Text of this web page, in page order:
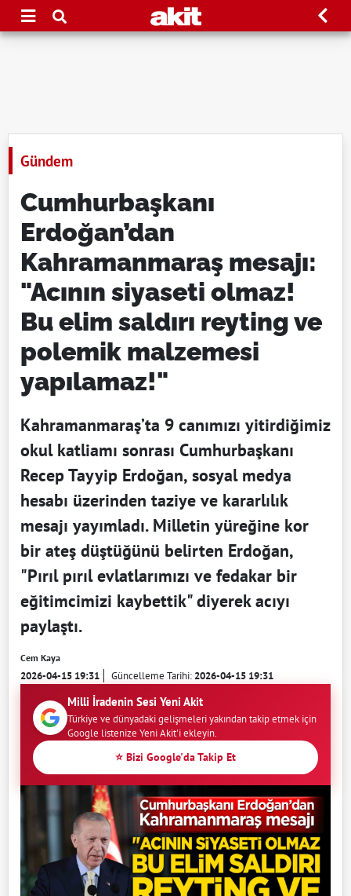
Gündem
Cumhurbaşkanı
Erdoğan’dan
Kahramanmaraş mesajı:
"Acının siyaseti olmaz!
Bu elim saldırı reyting ve
polemik malzemesi
yapılamaz!"
Kahramanmaraş’ta 9 canımızı yitirdiğimiz
okul katliamı sonrası Cumhurbaşkanı
Recep Tayyip Erdoğan, sosyal medya
hesabı üzerinden taziye ve kararlılık
mesajı yayımladı. Milletin yüreğine kor
bir ateş düştüğünü belirten Erdoğan,
"Pırıl pırıl evlatlarımızı ve fedakar bir
eğitimcimizi kaybettik" diyerek acıyı
paylaştı.
Cem Kaya
2026-04-15 19:31 Güncelleme Tarihi:2026-04-15 19:31
Milli İradenin Sesi Yeni Akit
Türkiye ve dünyadaki gelişmeleri yakından takip etmek için
Google listenize Yeni Akit'i ekleyin.
⭐ Bizi Google'da Takip Et